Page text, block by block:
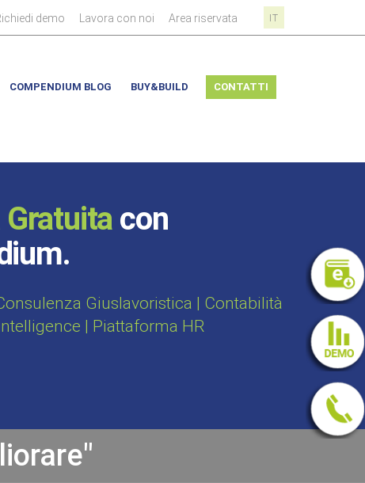
demo Lavora con noi Area riservata IT
COMPENDIUM BLOG BUY&BUILD CONTATTI
con
Giuslavoristica | Contabilità
| Piattaforma HR